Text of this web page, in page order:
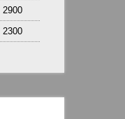
2900
2300